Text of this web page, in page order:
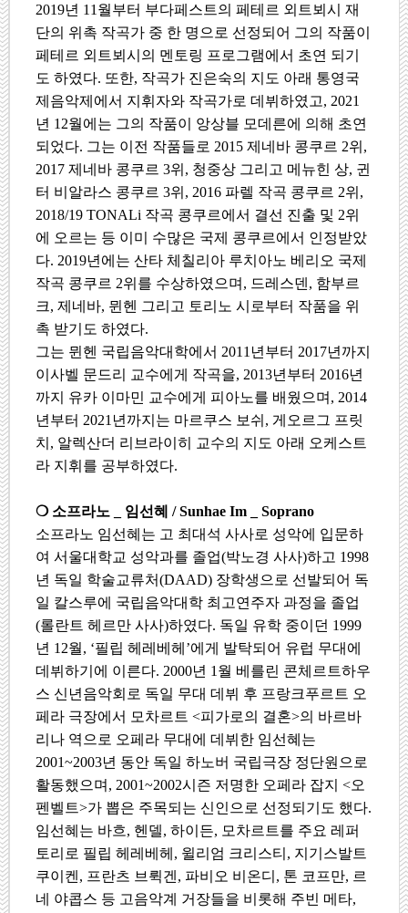
2019년 11 월부터 부다페스트의 페테르 외트뵈시 재
단의 위촉 작곡가 중 한 명으로 선정되어 그의 작품이
페테르 외트뵈시의 멘토링 프로그램에서 초연 되기
도 하였다. 또한, 작곡가 진은숙의 지도 아래 통영국
제음악제에서 지휘자와 작곡가로 데뷔하였고, 2021
년 12월에는 그의 작품이 앙상블 모데른에 의해 초연
되었다. 그는 이전 작품들로 2015 제네바 콩쿠르 2위 ,
2017 제네바 콩쿠르 3위 , 청중상 그리고 메뉴힌 상, 귄
터 비알라스 콩쿠르 3위 , 2016 파렐 작곡 콩쿠르 2위 ,
2018/19 TONALi 작곡 콩쿠르에서 결선 진출 및 2위
에 오르는 등 이미 수많은 국제 콩쿠르에서 인정받았
다. 2019년에는 산타 체칠리아 루치아노 베리오 국제
작곡 콩쿠르 2위를 수상하였으며 , 드레스덴 , 함부르
크, 제네바, 뮌헨 그리고 토리노 시로부터 작품을 위
촉 받기도 하였다.
그는 뮌헨 국립음악대학에서 2011 년부터 2017년까지
이사벨 문드리 교수에게 작곡을, 2013년부터 2016년
까지 유카 이마민 교수에게 피아노를 배웠으며 , 2014
년부터 2021 년까지는 마르쿠스 보쉬 , 게오르그 프릿
치 , 알렉산더 리브라이히 교수의 지도 아래 오케스트
라 지휘를 공부하였다.
❍ 소프라노 임선혜 / Sunhae Im _ Soprano
소프라노 임선혜는 고 최대석 사사로 성악에 입문하
여 서울대학교 성악과를 졸업(박노경 사사)하고 1998
년 독일 학술교류처(DAAD) 장학생으로 선발되어 독
일 칼스루에 국립음악대학 최고연주자 과정을 졸업
(롤란트 헤르만 사사)하였다. 독일 유학 중이던 1999
년 12월, ‘필립 헤레베헤 ’에게 발탁되어 유럽 무대에
데뷔하기에 이른다. 2000년 1 월 베를린 콘체르트하우
스 신년음악회로 독일 무대 데뷔 후 프랑크푸르트 오
페라 극장에서 모차르트 <피가로의 결혼>의 바르바
리나 역으로 오페라 무대에 데뷔한 임선혜는
2001~2003년 동안 독일 하노버 국립극장 정단원으로
활동했으며 , 2001~2002시즌 저명한 오페라 잡지 <오
펜벨트>가 뽑은 주목되는 신인으로 선정되기도 했다.
임선혜는 바흐, 헨델, 하이든, 모차르트를 주요 레퍼
토리로 필립 헤레베헤 , 윌리엄 크리스티 , 지기스발트
쿠이켄 , 프란츠 브뤽겐 , 파비오 비온디 , 톤 코프만, 르
네 야콥스 등 고음악계 거장들을 비롯해 주빈 메타,